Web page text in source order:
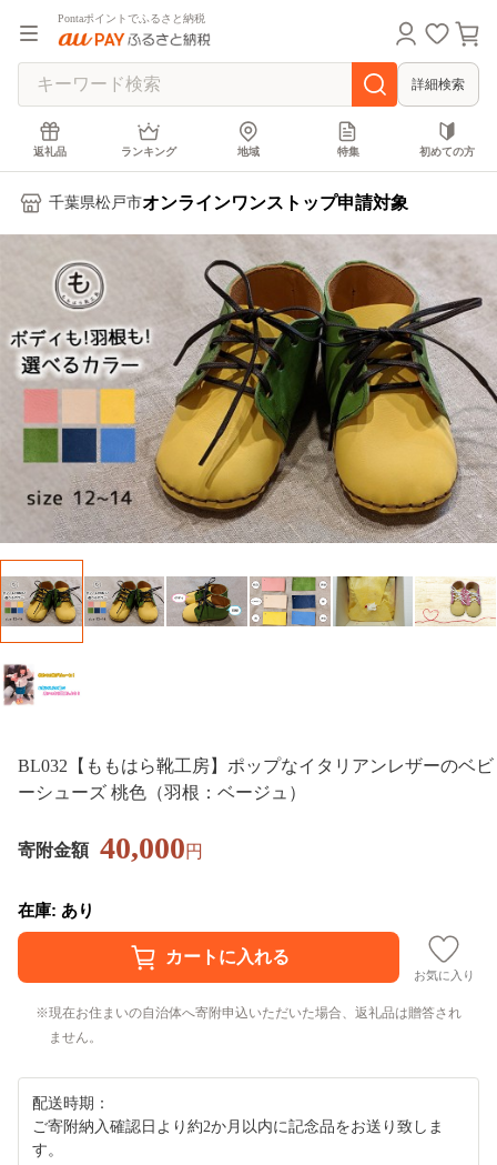
Pontaポイントでふるさと納税
詳細検索
返礼品 ランキング 地域 特集 初めての方
千葉県松戸市オンラインワンストップ申請対象
BL032【ももはら靴工房】ポップなイタリアンレザーのベビ
ーシューズ 桃色（羽根：ベージュ）
寄附金額 40,000円
在庫: あり
お気に入り
現在お住まいの自治体へ寄附申込いただいた場合、返礼品は贈答され
ません。
配送時期：
ご寄附納入確認日より約2か月以内に記念品をお送り致しま
す。